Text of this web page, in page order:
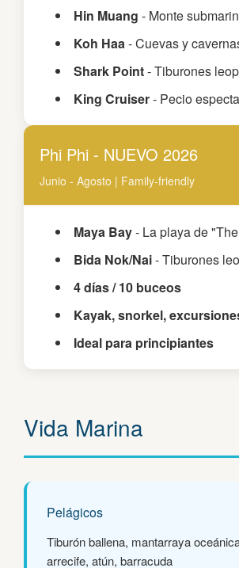
Hin Muang - Monte
Koh Haa- Cuevas y
Shark Point- Tiburones
King Cruiser- Pecio
Phi Phi - NUEVO 2026
Junio - Agosto | Family-friendly
Maya Bay- La playa de
Bida Nok/Nai- Tiburones
4 días / 10 buceos
Kayak, snorkel,
Ideal para principiantes
Vida Marina
Pelágicos
Tiburón ballena, mantarraya
arrecife, atún, barracuda